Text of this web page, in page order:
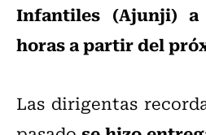
Infantiles (Ajunji)
horas a partir del
Las dirigentas